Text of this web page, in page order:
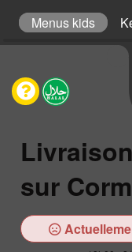
Menus kids
sur